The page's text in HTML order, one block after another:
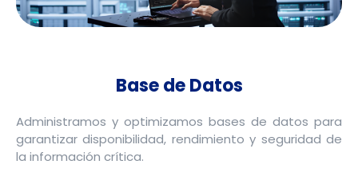
Base de Datos
Administramos y optimizamos bases de datos para
garantizar disponibilidad, rendimiento y seguridad de
la información crítica.